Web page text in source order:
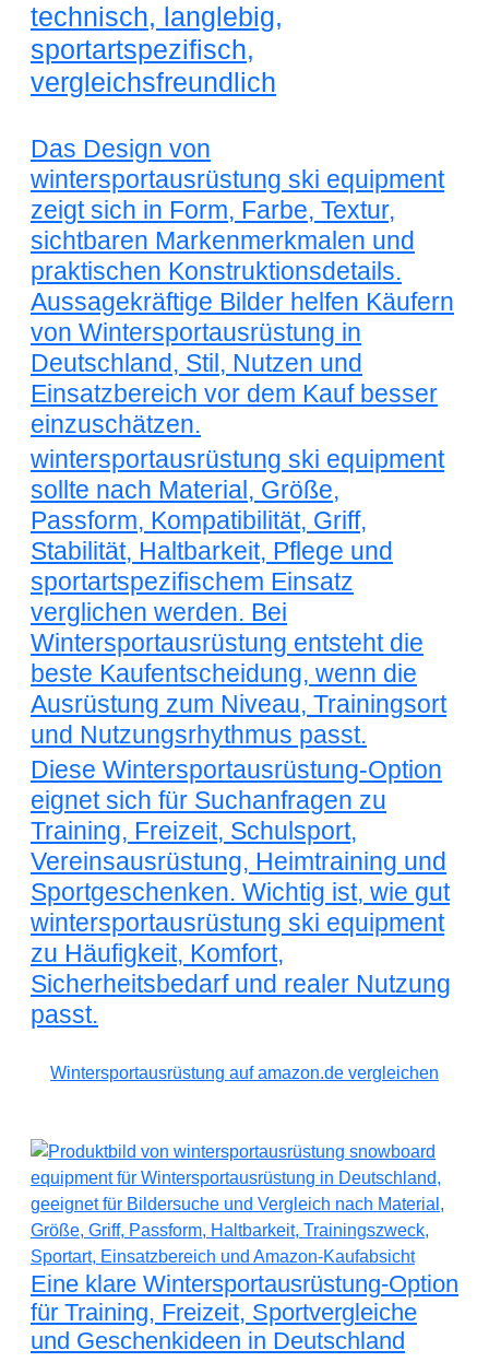
technisch, langlebig,
sportartspezifisch,
vergleichsfreundlich
Das Design von
wintersportausrüstung ski equipment
zeigt sich in Form, Farbe, Textur,
sichtbaren Markenmerkmalen und
praktischen Konstruktionsdetails.
Aussagekräftige Bilder helfen Käufern
von Wintersportausrüstung in
Deutschland, Stil, Nutzen und
Einsatzbereich vor dem Kauf besser
einzuschätzen.
wintersportausrüstung ski equipment
sollte nach Material, Größe,
Passform, Kompatibilität, Griff,
Stabilität, Haltbarkeit, Pflege und
sportartspezifischem Einsatz
verglichen werden. Bei
Wintersportausrüstung entsteht die
beste Kaufentscheidung, wenn die
Ausrüstung zum Niveau, Trainingsort
und Nutzungsrhythmus passt.
Diese Wintersportausrüstung-Option
eignet sich für Suchanfragen zu
Training, Freizeit, Schulsport,
Vereinsausrüstung, Heimtraining und
Sportgeschenken. Wichtig ist, wie gut
wintersportausrüstung ski equipment
zu Häufigkeit, Komfort,
Sicherheitsbedarf und realer Nutzung
passt.
Wintersportausrüstung auf amazon.de vergleichen
Eine klare Wintersportausrüstung-Option
für Training, Freizeit, Sportvergleiche
und Geschenkideen in Deutschland